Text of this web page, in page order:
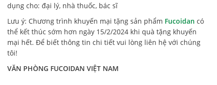
dụng cho: đại lý, nhà thuốc, bác sĩ
Lưu ý: Chương trình khuyến mại tặng sản phẩm Fucoidan có
thể kết thúc sớm hơn ngày 15/2/2024 khi quà tặng khuyến
mại hết. Để biết thông tin chi tiết vui lòng liên hệ với chúng
tôi!
VĂN PHÒNG FUCOIDAN VIỆT NAM